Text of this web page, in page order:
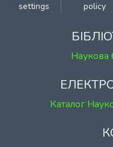
settings
policy
Наукова
Каталог